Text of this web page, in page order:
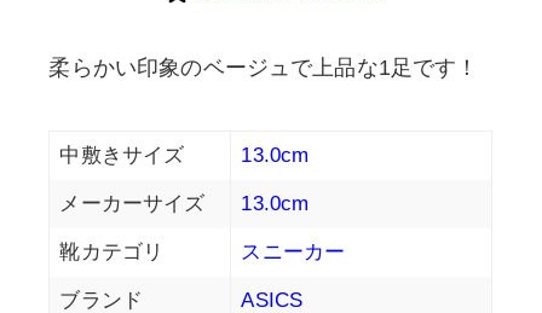
柔らかい印象のベージュで上品な1足です！
中敷きサイズ 13.0cm
メーカーサイズ 13.0cm
靴カテゴリ スニーカー
ブランド ASICS